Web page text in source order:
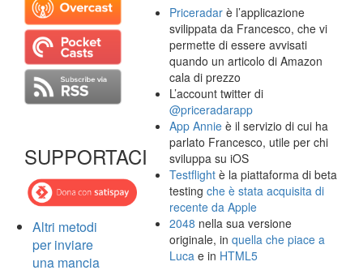
SUPPORTACI
Altri metodi
per inviare
una mancia
Priceradar è l’applicazione
svilippata da Francesco, che vi
permette di essere avvisati
quando un articolo di Amazon
cala di prezzo
L’account twitter di
@priceradarapp
App Annie è il servizio di cui ha
parlato Francesco, utile per chi
sviluppa su iOS
Testflight è la piattaforma di beta
testingche è stata acquisita di
recente da Apple
2048 nella sua versione
originale, inquella che piace a
Luca e in HTML5